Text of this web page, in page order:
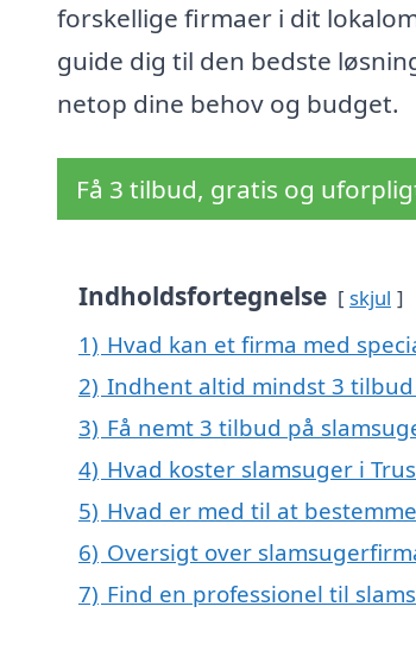
forskellige firmaer i dit
guide dig til den bedste
netop dine behov og budget.
Få 3 tilbud, gratis og
Indholdsfortegnelse skjul
1) Hvad kan et firma med
2) Indhent altid mindst 3
3) Få nemt 3 tilbud på
4) Hvad koster slamsuger i
5) Hvad er med til at
6) Oversigt over
7) Find en professionel til